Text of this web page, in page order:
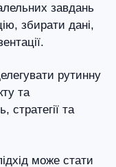
завдань
збирати дані,
рутинну
та
стратегії та
може стати